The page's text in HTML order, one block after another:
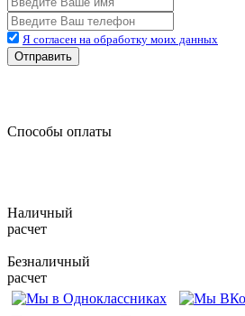
Я согласен на обработку моих данных
Отправить
Способы оплаты
Наличный
расчет
Безналичный
расчет